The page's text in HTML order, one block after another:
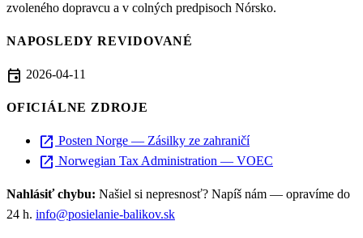
zvoleného dopravcu a v colných predpisoch Nórsko.
NAPOSLEDY REVIDOVANÉ
event 2026-04-11
OFICIÁLNE ZDROJE
open_in_new Posten Norge — Zásilky ze zahraničí
open_in_new Norwegian Tax Administration — VOEC
Nahlásiť chybu: Našiel si nepresnosť? Napíš nám — opravíme do
24 h. info@posielanie-balikov.sk